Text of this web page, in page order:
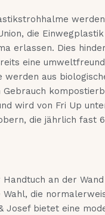
die
erlassen. Dies
eine
werden aus
wird von Fri Up
die jährlich fast
Handtuch an der
die
Josef bietet eine